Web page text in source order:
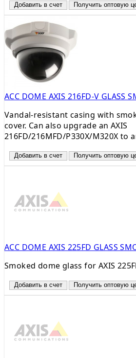
Добавить в счет Получить оптовую
ACC DOME AXIS 216FD-V GLASS
Vandal-resistant casing with
cover. Can also upgrade an AXIS
216FD/216MFD/P330X/M320X to
Добавить в счет Получить оптовую
ACC DOME AXIS 225FD GLASS
Smoked dome glass for AXIS
Добавить в счет Получить оптовую